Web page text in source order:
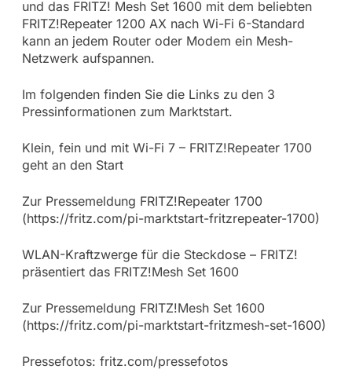
und das FRITZ! Mesh Set 1600 mit dem beliebten
FRITZ!Repeater 1200 AX nach Wi-Fi 6-Standard
kann an jedem Router oder Modem ein Mesh-
Netzwerk aufspannen.
Im folgenden finden Sie die Links zu den 3
Pressinformationen zum Marktstart.
Klein, fein und mit Wi-Fi 7 – FRITZ!Repeater 1700
geht an den Start
Zur Pressemeldung FRITZ!Repeater 1700
(https://fritz.com/pi-marktstart-fritzrepeater-1700)
WLAN-Kraftzwerge für die Steckdose – FRITZ!
präsentiert das FRITZ!Mesh Set 1600
Zur Pressemeldung FRITZ!Mesh Set 1600
(https://fritz.com/pi-marktstart-fritzmesh-set-1600)
Pressefotos: fritz.com/pressefotos